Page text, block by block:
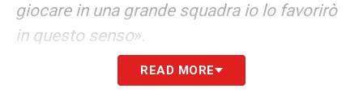
giocare in una grande squadra io lo favorirò
in questo senso».
LA PLAYLIST DELLE NOSTRE TOP NEWS
READ MORE